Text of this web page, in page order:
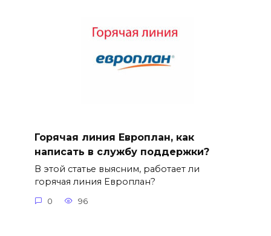
Горячая линия Европлан, как
написать в службу поддержки?
В этой статье выясним, работает ли
горячая линия Европлан?
0 96